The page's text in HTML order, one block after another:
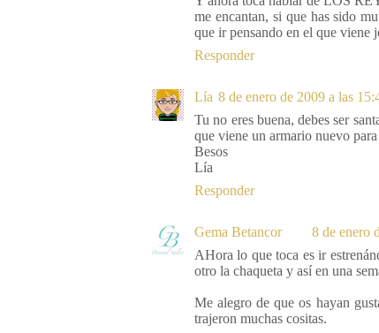
me encantan, si que has sido
que ir pensando en el que viene
Responder
Lía 8 de enero de 2009 a las
Tu no eres buena, debes ser
que viene un armario nuevo
Besos
Lía
Responder
Gema Betancor
8 de enero
AHora lo que toca es ir
otro la chaqueta y así en una
Me alegro de que os hayan
trajeron muchas cositas.